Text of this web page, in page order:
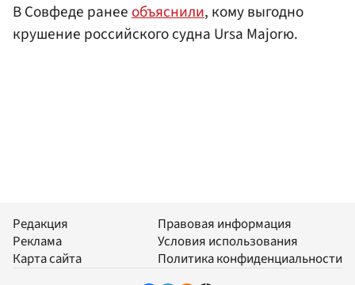
В Совфеде ранееобъяснили, кому выгодно
крушение российского судна Ursa Majorю.
Редакция
Реклама
Карта сайта
Правовая информация
Условия использования
Политика конфиденциальности